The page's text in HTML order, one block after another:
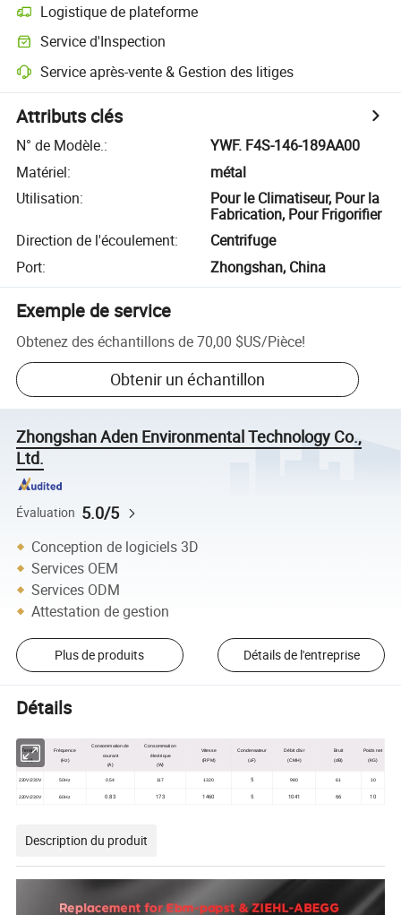
Logistique de plateforme
Service d'Inspection
Service après-vente & Gestion des litiges
Attributs clés
N° de Modèle.:
YWF. F4S-146-189AA00
Matériel:
métal
Utilisation:
Pour le Climatiseur, Pour la
Fabrication, Pour Frigorifier
Direction de l'écoulement:
Centrifuge
Port: Zhongshan, China
Exemple de service
Obtenez des échantillons de70,00 $US/Pièce!
Obtenir un échantillon
Zhongshan Aden Environmental Technology Co.,
Ltd.
Évaluation 5.0/5
Conception de logiciels 3D
Services OEM
Services ODM
Attestation de gestion
Plus de produits Détails de l'entreprise
Détails
Tension
(V)
Fréquence
(Hz)
Consommation de
courant
(A)
Consommation
électrique
(W)
Vitesse
(RPM)
Condensateur
(uF)
Débit d'air
(CMH)
Bruit
(dB)
Poids net
(KG)
220V/230V 50Hz 0.54 117 1320 5 980 61 10
220V/230V 60Hz 0.83 173 1460 5 1041 66 10
Description du produit